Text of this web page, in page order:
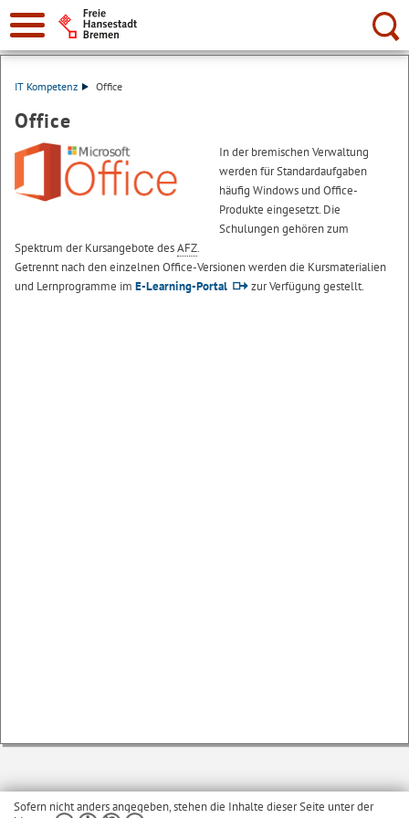
Suche:
IT Kompetenz Office
Office
In der bremischen Verwaltung
werden für Standardaufgaben
häufig Windows und Office-
Produkte eingesetzt. Die
Schulungen gehören zum
Spektrum der Kursangebote desAFZ.
Getrennt nach den einzelnenOffice-Versionen werden die Kursmaterialien
und Lernprogramme im E-Learning-Portal zur Verfügung gestellt.
Sofern nicht anders angegeben, stehen die Inhalte dieser Seite unter der